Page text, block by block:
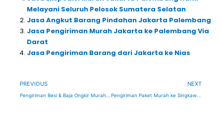
Melayani Seluruh Pelosok Sumatera Selatan
Jasa Angkut Barang Pindahan Jakarta Palembang
Jasa Pengiriman Murah Jakarta ke Palembang Via
Darat
Jasa Pengiriman Barang dari Jakarta ke Nias
Prev
PREVIOUS NEXT
Pengiriman Paket Murah ke Singkawang